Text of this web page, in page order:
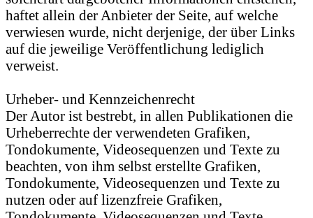
haftet allein der Anbieter der Seite, auf welche
verwiesen wurde, nicht derjenige, der über Links
auf die jeweilige Veröffentlichung lediglich
verweist.
Urheber- und Kennzeichenrecht
Der Autor ist bestrebt, in allen Publikationen die
Urheberrechte der verwendeten Grafiken,
Tondokumente, Videosequenzen und Texte zu
beachten, von ihm selbst erstellte Grafiken,
Tondokumente, Videosequenzen und Texte zu
nutzen oder auf lizenzfreie Grafiken,